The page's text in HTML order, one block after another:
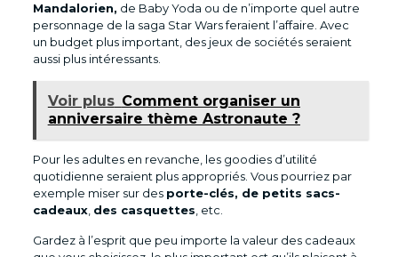
Mandalorien, de Baby Yoda ou de n’importe quel autre
personnage de la saga Star Wars feraient l’affaire. Avec
un budget plus important, des jeux de sociétés seraient
aussi plus intéressants.
Voir plus Comment organiser un
anniversaire thème Astronaute ?
Pour les adultes en revanche, les goodies d’utilité
quotidienne seraient plus appropriés. Vous pourriez par
exemple miser sur des porte-clés, de petits sacs-
cadeaux, des casquettes , etc.
Gardez à l’esprit que peu importe la valeur des cadeaux